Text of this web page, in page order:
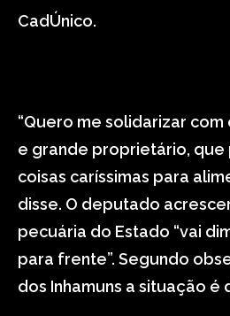
CadÚnico.
“Quero me solidarizar
e grande proprietário, que
coisas caríssimas para
disse. O deputado
pecuária do Estado “vai
para frente”. Segundo
dos Inhamuns a situação é